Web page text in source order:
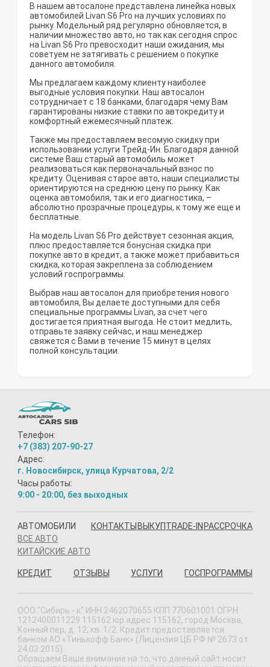
В нашем автосалоне представлена линейка новых
автомобилей Livan S6 Pro на лучших условиях по
рынку. Модельный ряд регулярно обновляется, в
наличии множество авто, но так как сегодня спрос
на Livan S6 Pro превосходит наши ожидания, мы
советуем не затягивать с решением о покупке
данного автомобиля.
Мы предлагаем каждому клиенту наиболее
выгодные условия покупки. Наш автосалон
сотрудничает с 18 банками, благодаря чему Вам
гарантированы низкие ставки по автокредиту и
комфортный ежемесячный платеж.
Также мы предоставляем весомую скидку при
использовании услуги Трейд-Ин. Благодаря данной
системе Ваш старый автомобиль может
реализоваться как первоначальный взнос по
кредиту. Оценивая старое авто, наши специалисты
ориентируются на среднюю цену по рынку. Как
оценка автомобиля, так и его диагностика, –
абсолютно прозрачные процедуры, к тому же еще и
бесплатные.
На модель Livan S6 Pro действует сезонная акция,
плюс предоставляется бонусная скидка при
покупке авто в кредит, а также может прибавиться
скидка, которая закреплена за соблюдением
условий госпрограммы.
Выбрав наш автосалон для приобретения нового
автомобиля, Вы делаете доступными для себя
специальные программы Livan, за счет чего
достигается приятная выгода. Не стоит медлить,
отправьте заявку сейчас, и наш менеджер
свяжется с Вами в течение 15 минут в целях
полной консультации.
Телефон:
+7 (383) 207-90-27
Адрес:
г. Новосибирск, улица Курчатова, 2/2
Часы работы:
9:00 - 20:00, без выходных
АВТОМОБИЛИ
ВСЕ АВТО
КИТАЙСКИЕ АВТО
КОНТАКТЫ ВЫКУПTRADE-IN РАССРОЧКА
КРЕДИТ ОТЗЫВЫ УСЛУГИ ГОСПРОГРАММЫ
ООО "Сибирь - к" ИНН 2462070655 КПП 770601001 ОГРН
1212400011229 115162 юр.адрес 115162, город Москва,
Конный пер, д. 12, кв. 1/2. Кредит предоставляется
банком АО «Тинькофф Банк» (Лицензия ЦБ РФ № 2673 от
24.03.2015).
Обращаем Ваше внимание на то, что данный сайт носит